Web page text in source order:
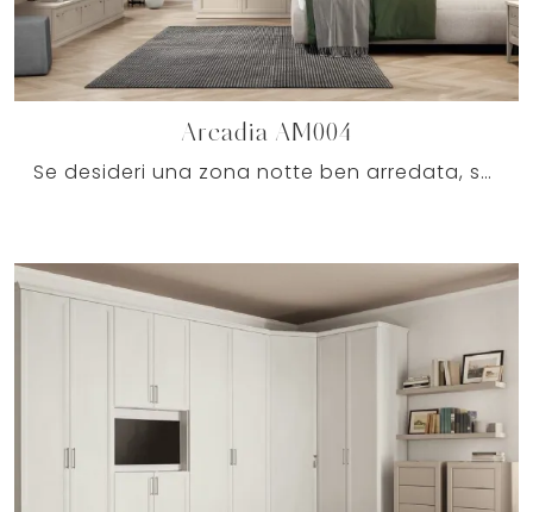
Arcadia AM004
Se desideri una zona notte ben arredata, scegli l'armadio Arcadia AM004 con ante battenti di Colombini Casa!